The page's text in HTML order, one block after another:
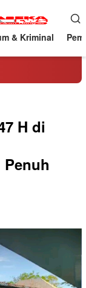
& Kriminal
H di